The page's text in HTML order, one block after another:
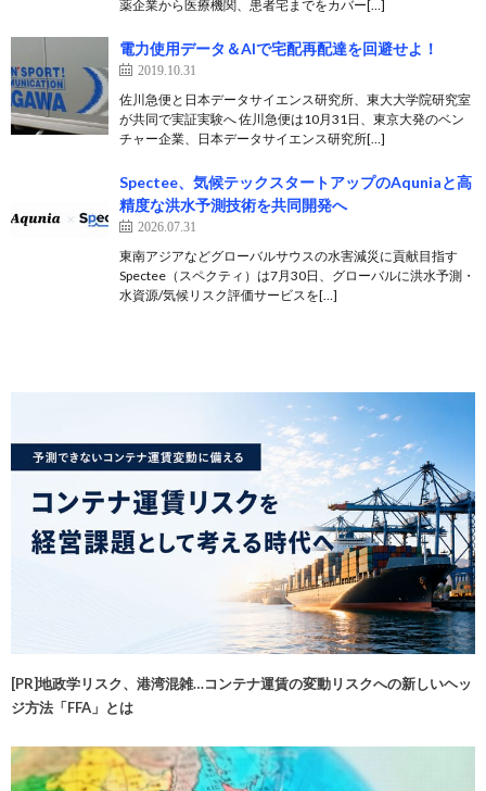
薬企業から医療機関、患者宅までをカバー[…]
電力使用データ＆AIで宅配再配達を回避せよ！
2019.10.31
佐川急便と日本データサイエンス研究所、東大大学院研究室
が共同で実証実験へ 佐川急便は10月31日、東京大発のベン
チャー企業、日本データサイエンス研究所[…]
Spectee、気候テックスタートアップのAquniaと高
精度な洪水予測技術を共同開発へ
2026.07.31
東南アジアなどグローバルサウスの水害減災に貢献目指す
Spectee（スペクティ）は7月30日、グローバルに洪水予測・
水資源/気候リスク評価サービスを[…]
[PR]地政学リスク、港湾混雑…コンテナ運賃の変動リスクへの新しいヘッ
ジ方法「FFA」とは